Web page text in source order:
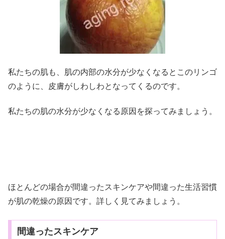
私たちの肌も、肌の内部の水分が少なくなるとこのリンゴ
のように、皮膚がしわしわとなってくるのです。
私たちの肌の水分が少なくなる原因を探ってみましょう。
ほとんどの場合が間違ったスキンケアや間違った生活習慣
が肌の乾燥の原因です。詳しく見てみましょう。
間違ったスキンケア